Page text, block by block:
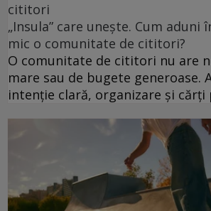
cititori
„Insula” care unește. Cum aduni
mic o comunitate de cititori?
O comunitate de cititori nu are
mare sau de bugete generoase.
intenție clară, organizare și